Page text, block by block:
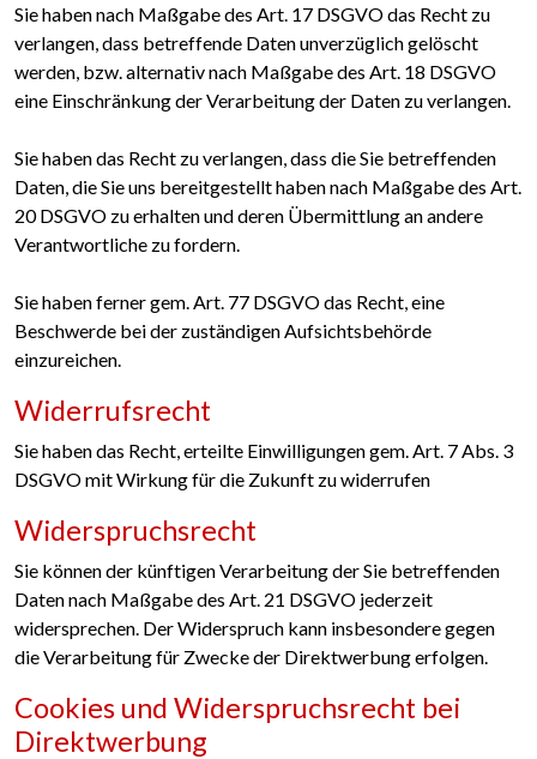
Sie haben nach Maßgabe des Art. 17 DSGVO das Recht zu
verlangen, dass betreffende Daten unverzüglich gelöscht
werden, bzw. alternativ nach Maßgabe des Art. 18 DSGVO
eine Einschränkung der Verarbeitung der Daten zu verlangen.
Sie haben das Recht zu verlangen, dass die Sie betreffenden
Daten, die Sie uns bereitgestellt haben nach Maßgabe des Art.
20 DSGVO zu erhalten und deren Übermittlung an andere
Verantwortliche zu fordern.
Sie haben ferner gem. Art. 77 DSGVO das Recht, eine
Beschwerde bei der zuständigen Aufsichtsbehörde
einzureichen.
Widerrufsrecht
Sie haben das Recht, erteilte Einwilligungen gem. Art. 7 Abs. 3
DSGVO mit Wirkung für die Zukunft zu widerrufen
Widerspruchsrecht
Sie können der künftigen Verarbeitung der Sie betreffenden
Daten nach Maßgabe des Art. 21 DSGVO jederzeit
widersprechen. Der Widerspruch kann insbesondere gegen
die Verarbeitung für Zwecke der Direktwerbung erfolgen.
Cookies und Widerspruchsrecht bei
Direktwerbung